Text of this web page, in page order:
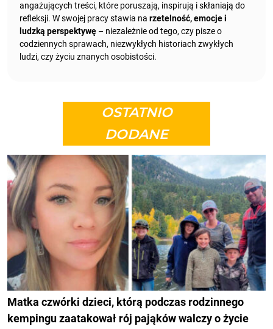
angażujących treści, które poruszają, inspirują i skłaniają do
refleksji. W swojej pracy stawia na rzetelność, emocje i
ludzką perspektywę – niezależnie od tego, czy pisze o
codziennych sprawach, niezwykłych historiach zwykłych
ludzi, czy życiu znanych osobistości.
OSTATNIO
DODANE
Matka czwórki dzieci, którą podczas rodzinnego
kempingu zaatakował rój pająków walczy o życie